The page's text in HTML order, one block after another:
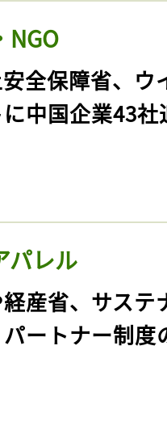
NGO
安全保障省、ウ
中国企業43社
パレル
経産省、サステ
ートナー制度